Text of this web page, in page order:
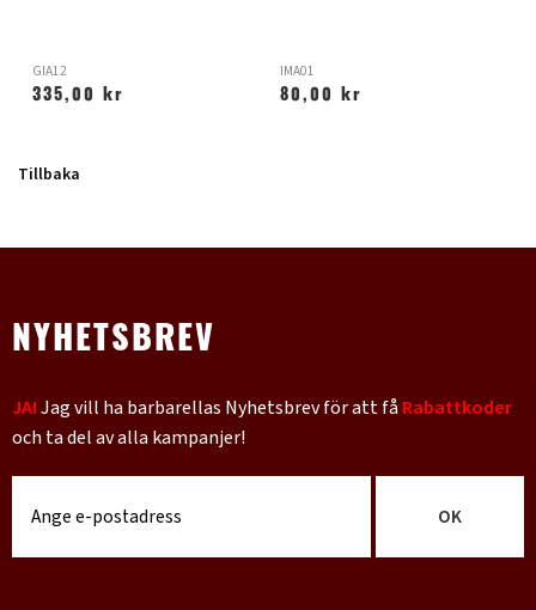
GIA12
335,00 kr
IMA01
80,00 kr
Tillbaka
NYHETSBREV
JA!Jag vill ha barbarellas Nyhetsbrev för att fåRabattkoder
och ta del av alla kampanjer!
OK